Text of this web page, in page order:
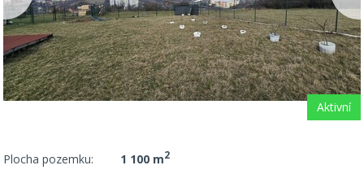
Aktivní
Plocha pozemku: 1 100 m2